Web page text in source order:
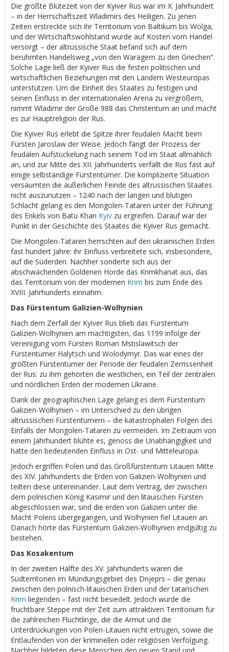
Die größte Blütezeit von der Kyiver Rus war im Х. Jahrhundert
– in der Herrschaftszeit Wladimirs des Heiligen. Zu jenen
Zeiten erstreckte sich ihr Territorium von Baltikum bis Wolga,
und der Wirtschaftswohlstand wurde auf Kosten vom Handel
versorgt – der altrussische Staat befand sich auf dem
berühmten Handelsweg „von den Warägern zu den Griechen“.
Solche Lage ließ der Kyiver Rus die festen politischen und
wirtschaftlichen Beziehungen mit den Ländern Westeuropas
unterstützen. Um die Einheit des Staates zu festigen und
seinen Einfluss in der internationalen Arena zu vergrößern,
nimmt Wladimir der Große 988 das Christentum an und macht
es zur Hauptreligion der Rus.
Die Kyiver Rus erlebt die Spitze ihrer feudalen Macht beim
Fürsten Jaroslaw der Weise. Jedoch fängt der Prozess der
feudalen Aufstückelung nach seinem Tod im Staat allmählich
an, und zur Mitte des XII. Jahrhunderts verfällt die Rus fast auf
einige selbständige Fürstentümer. Die komplizierte Situation
versäumten die äußerlichen Feinde des altrussischen Staates
nicht auszunutzen – 1240 nach der langen und blutigen
Schlacht gelang es den Mongolen-Tataren unter der Führung
des Enkels von Batu Khan Kyiv zu ergreifen. Darauf war der
Punkt in der Geschichte des Staates die Kyiver Rus gemacht.
Die Mongolen-Tataren herrschten auf den ukrainischen Erden
fast hundert Jahre: ihr Einfluss verbreitete sich, insbesondere,
auf die Süderden. Nachher sonderte sich aus der
abschwächenden Goldenen Horde das Krimkhanat aus, das
das Territorium von der modernen Krim bis zum Ende des
XVIII. Jahrhunderts einnahm.
Das Fürstentum Galizien-Wolhynien
Nach dem Zerfall der Kyiver Rus blieb das Fürstentum
Galizien-Wolhynien am mächtigsten, das 1199 infolge der
Vereinigung vom Fürsten Roman Mstislawitsch der
Fürstentümer Halytsch und Wolodymyr. Das war eines der
größten Fürstentümer der Periode der feudalen Zerrissenheit
der Rus: zu ihm gehörten die westlichen, ein Teil der zentralen
und nördlichen Erden der modernen Ukraine.
Dank der geographischen Lage gelang es dem Fürstentum
Galizien-Wolhynien – im Unterschied zu den übrigen
altrussischen Fürstentümern – die katastrophalen Folgen des
Einfalls der Mongolen-Tataren zu vermeiden. Im Zeitraum von
einem Jahrhundert blühte es, genoss die Unabhängigkeit und
hatte den bedeutenden Einfluss in Ost- und Mitteleuropa.
Jedoch ergriffen Polen und das Großfürstentum Litauen Mitte
des XIV. Jahrhunderts die Erden von Galizien-Wolhynien und
teilten diese untereinander. Laut dem Vertrag, der zwischen
dem polnischen König Kasimir und den litauischen Fürsten
abgeschlossen war, sind die erden von Galizien unter die
Macht Polens übergegangen, und Wolhynien fiel Litauen an.
Danach hörte das Fürstentum Galizien-Wolhynien endgültig zu
bestehen.
Das Kosakentum
In der zweiten Hälfte des XV. Jahrhunderts waren die
Südterritorien im Mündungsgebiet des Dnjeprs – die genau
zwischen den polnisch-litauischen Erden und der tatarischen
Krim liegenden – fast nicht besiedelt. Jedoch wurde die
fruchtbare Steppe mit der Zeit zum attraktiven Territorium für
die zahlreichen Flüchtlinge, die die Armut und die
Unterdrückungen von Polen-Litauen nicht ertrugen, sowie die
Entlaufenden von der kriminellen oder religiösen Verfolgung.
Nachher bildeten diese Menschen den neuen Stand und